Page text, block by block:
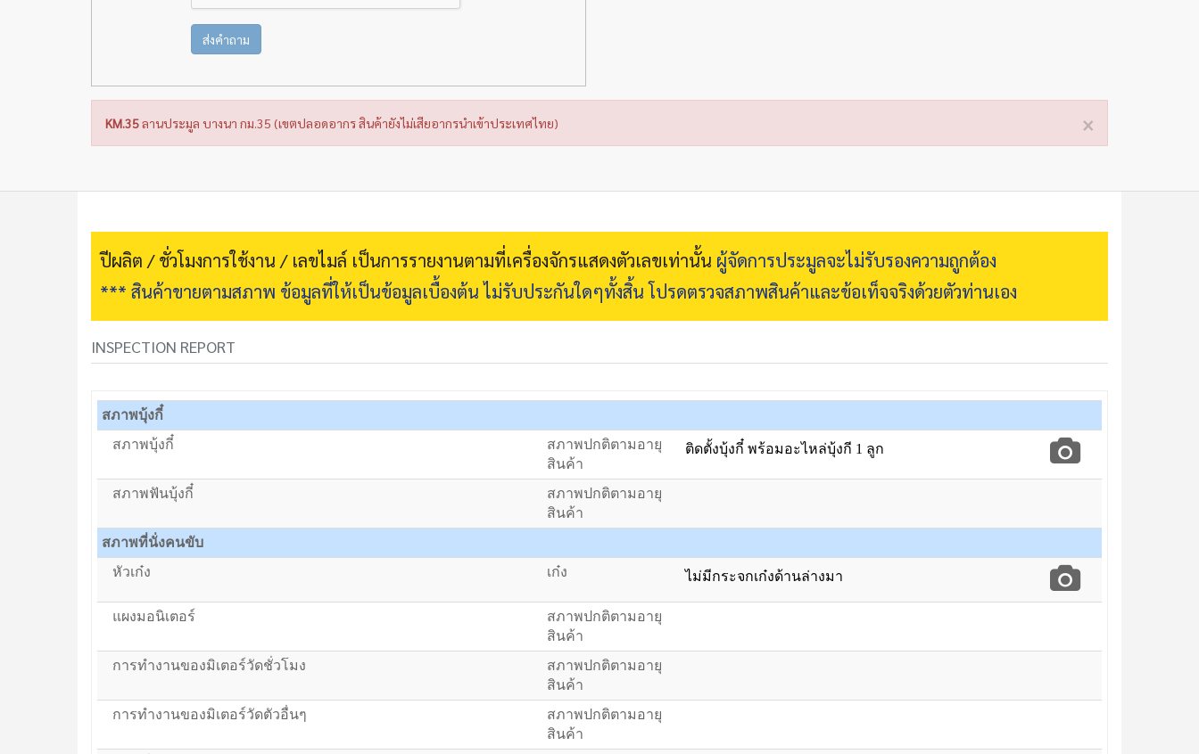
ส่งคำถาม
×
KM.35ลานประมูล บางนา กม.35 (เขตปลอดอากร สินค้ายังไม่เสียอากรนำเข้าประเทศไทย)
ปีผลิต / ชั่วโมงการใช้งาน / เลขไมล์ เป็นการรายงานตามที่เครื่องจักรแสดงตัวเลขเท่านั้น ผู้จัดการประมูลจะไม่รับรองความถูกต้อง
*** สินค้าขายตามสภาพ ข้อมูลที่ให้เป็นข้อมูลเบื้องต้น ไม่รับประกันใดๆทั้งสิ้น โปรดตรวจสภาพสินค้าและข้อเท็จจริงด้วยตัวท่านเอง
INSPECTION REPORT
สภาพบุ้งกี๋
สภาพบุ้งกี๋
สภาพปกติตามอายุ
สินค้า
ติดตั้งบุ้งกี๋ พร้อมอะไหล่บุ้งกี 1 ลูก
สภาพฟันบุ้งกี๋
สภาพปกติตามอายุ
สินค้า
สภาพที่นั่งคนขับ
หัวเก๋ง
เก๋ง ไม่มีกระจกเก๋งด้านล่างมา
แผงมอนิเตอร์
สภาพปกติตามอายุ
สินค้า
การทำงานของมิเตอร์วัดชั่วโมง
สภาพปกติตามอายุ
สินค้า
การทำงานของมิเตอร์วัดตัวอื่นๆ
สภาพปกติตามอายุ
สินค้า